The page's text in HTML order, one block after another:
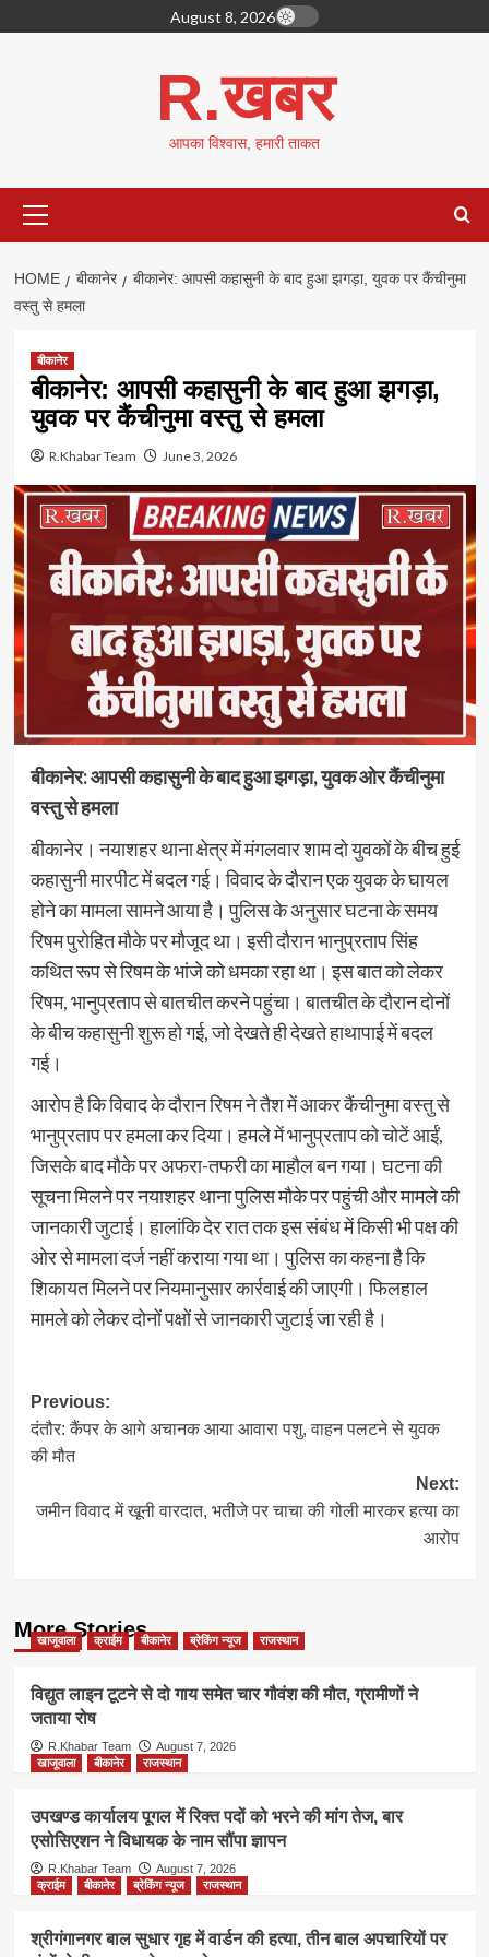
to
August 8, 2026
R.खबर
आपका विश्वास, हमारी ताकत
Menu
HOME बीकानेर
बीकानेर: आपसी कहासुनी के बाद हुआ झगड़ा, युवक पर कैंचीनुमा
वस्तु से हमला
बीकानेर
बीकानेर: आपसी कहासुनी के बाद हुआ झगड़ा,
युवक पर कैंचीनुमा वस्तु से हमला
R.Khabar Team June 3, 2026
बीकानेर: आपसी कहासुनी के बाद हुआ झगड़ा, युवक ओर कैंचीनुमा
वस्तु से हमला
बीकानेर। नयाशहर थाना क्षेत्र में मंगलवार शाम दो युवकों के बीच हुई
कहासुनी मारपीट में बदल गई। विवाद के दौरान एक युवक के घायल
होने का मामला सामने आया है। पुलिस के अनुसार घटना के समय
रिषम पुरोहित मौके पर मौजूद था। इसी दौरान भानुप्रताप सिंह
कथित रूप से रिषम के भांजे को धमका रहा था। इस बात को लेकर
रिषम, भानुप्रताप से बातचीत करने पहुंचा। बातचीत के दौरान दोनों
के बीच कहासुनी शुरू हो गई, जो देखते ही देखते हाथापाई में बदल
गई।
आरोप है कि विवाद के दौरान रिषम ने तैश में आकर कैंचीनुमा वस्तु से
भानुप्रताप पर हमला कर दिया। हमले में भानुप्रताप को चोटें आईं,
जिसके बाद मौके पर अफरा-तफरी का माहौल बन गया। घटना की
सूचना मिलने पर नयाशहर थाना पुलिस मौके पर पहुंची और मामले की
जानकारी जुटाई। हालांकि देर रात तक इस संबंध में किसी भी पक्ष की
ओर से मामला दर्ज नहीं कराया गया था। पुलिस का कहना है कि
शिकायत मिलने पर नियमानुसार कार्रवाई की जाएगी। फिलहाल
मामले को लेकर दोनों पक्षों से जानकारी जुटाई जा रही है।
Post
navigation
Previous:
दंतौर: कैंपर के आगे अचानक आया आवारा पशु, वाहन पलटने से युवक
की मौत
Next:
जमीन विवाद में खूनी वारदात, भतीजे पर चाचा की गोली मारकर हत्या का
आरोप
More Stories
खाजूवाला क्राईम बीकानेर ब्रेकिंग न्यूज राजस्थान
विद्युत लाइन टूटने से दो गाय समेत चार गौवंश की मौत, ग्रामीणों ने
जताया रोष
R.Khabar Team
August 7, 2026
खाजूवाला
बीकानेर राजस्थान
उपखण्ड कार्यालय पूगल में रिक्त पदों को भरने की मांग तेज, बार
एसोसिएशन ने विधायक के नाम सौंपा ज्ञापन
R.Khabar Team
August 7, 2026
क्राईम
बीकानेर ब्रेकिंग न्यूज राजस्थान
श्रीगंगानगर बाल सुधार गृह में वार्डन की हत्या, तीन बाल अपचारियों पर